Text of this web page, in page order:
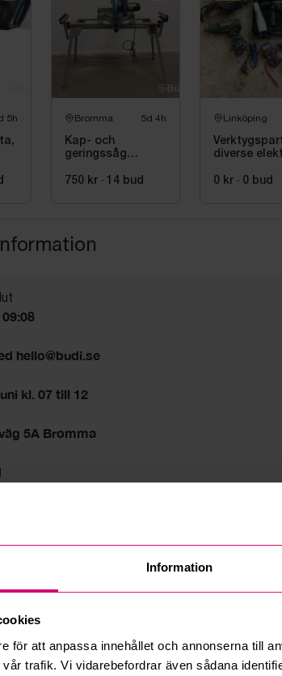
Information
för att anpassa innehållet och annonserna till
trafik. Vi vidarebefordrar även sådana
5h Bromma 5d 4h
Kap- och
geringssåg
inkl. stativ med
750 kr · 14 bud
Linköping
diverse
Bosch
0 kr · 0 bud
hello@budi.se
kl. 07 till 12
5A Bromma